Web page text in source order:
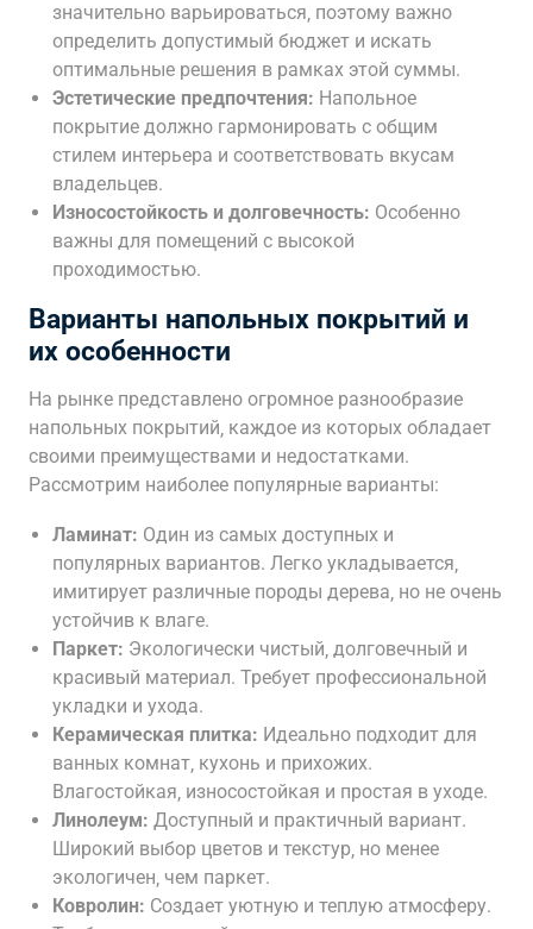
значительно варьироваться‚ поэтому важно
определить допустимый бюджет и искать
оптимальные решения в рамках этой суммы.
Эстетические предпочтения: Напольное
покрытие должно гармонировать с общим
стилем интерьера и соответствовать вкусам
владельцев.
Износостойкость и долговечность: Особенно
важны для помещений с высокой
проходимостью.
Варианты напольных покрытий и
их особенности
На рынке представлено огромное разнообразие
напольных покрытий‚ каждое из которых обладает
своими преимуществами и недостатками.
Рассмотрим наиболее популярные варианты:
Ламинат: Один из самых доступных и
популярных вариантов. Легко укладывается‚
имитирует различные породы дерева‚ но не очень
устойчив к влаге.
Паркет: Экологически чистый‚ долговечный и
красивый материал. Требует профессиональной
укладки и ухода.
Керамическая плитка: Идеально подходит для
ванных комнат‚ кухонь и прихожих.
Влагостойкая‚ износостойкая и простая в уходе.
Линолеум: Доступный и практичный вариант.
Широкий выбор цветов и текстур‚ но менее
экологичен‚ чем паркет.
Ковролин: Создает уютную и теплую атмосферу.